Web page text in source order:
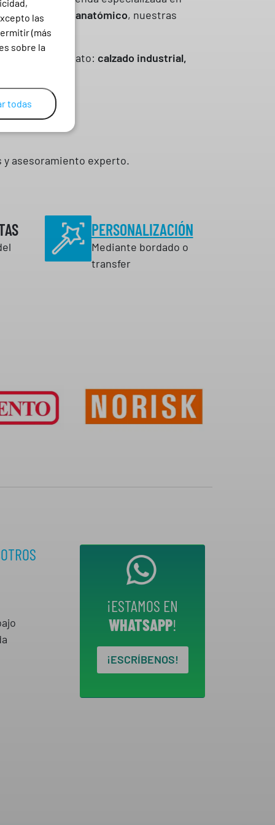
ysoporte anatómico, nuestras
tipo de zapato: calzado industrial,
y asesoramiento experto.
PERSONALIZACIÓN
Mediante bordado o
transfer
¡ESTAMOS EN
WHATSAPP!
¡ESCRÍBENOS!
las
(más
sobre la
todas